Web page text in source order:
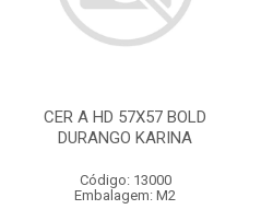
CER A HD 57X57 BOLD
DURANGO KARINA
Código: 13000
Embalagem: M2